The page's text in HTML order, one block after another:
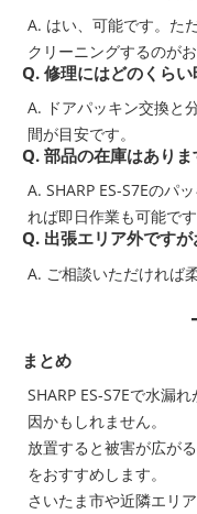
A. はい、可能です。た
クリーニングするのがお
Q. 修理にはどのくら
A. ドアパッキン交換と
間が目安です。
Q. 部品の在庫はありま
A. SHARP ES-S7Eのパ
れば即日作業も可能です
Q. 出張エリア外です
A. ご相談いただければ
まとめ
SHARP ES-S7Eで水漏
因かもしれません。
放置すると被害が広が
をおすすめします。
さいたま市や近隣エリ